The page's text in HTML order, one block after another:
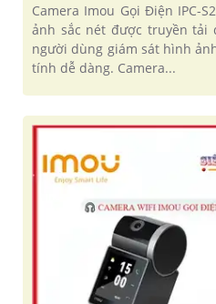
Camera Imou Gọi Điện IPC-
ảnh sắc nét được truyền tải
người dùng giám sát hình
tính dễ dàng. Camera...